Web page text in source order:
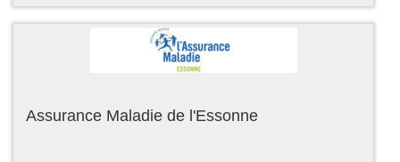
Assurance Maladie de l'Essonne